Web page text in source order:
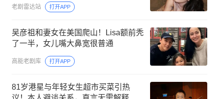
老剧雷达站 打开APP
吴彦祖和妻女在美国爬山！Lisa额前秃
了一半，女儿嘴大鼻宽很普通
高能老剧库 打开APP
81岁港星与年轻女生超市买菜引热